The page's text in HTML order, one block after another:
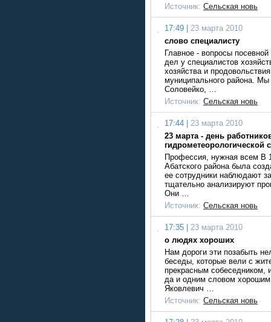
Источник: Сельская новь
17:49 |
23 марта 2010
слово специалисту
Главное - вопросы
дел у специалистов
хозяйства и
муниципального района.
Соловейко, …
Источник: Сельская новь
17:44 |
23 марта 2010
23 марта - день
гидрометеорологической
Профессия, нужная всем В
Абатского района была
ее сотрудники наблюдают
тщательно анализируют
Они …
Источник: Сельская новь
17:35 |
23 марта 2010
о людях хороших
Нам дороги эти позабыть
беседы, которые вели с
прекрасным собеседником,
да и одним словом
Яковлевич …
Источник: Сельская новь